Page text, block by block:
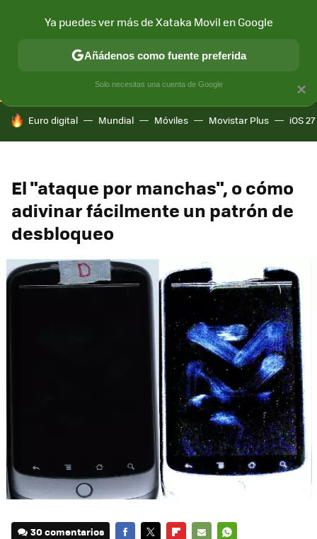
CONECTIVIDAD MÓVIL Y SOCIEDAD APLICACIONES
HOY SE HABLA DE
Euro digital Mundial Móviles Movistar Plus iOS 27
El "ataque por manchas", o cómo
adivinar fácilmente un patrón de
desbloqueo
30 comentarios
×
Ya puedes ver más de Xataka Movil en Google
Añádenos como fuente preferida
Solo necesitas una cuenta de Google